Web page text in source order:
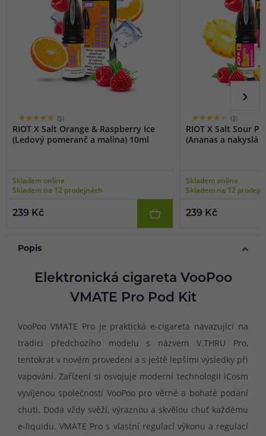
(5)
RIOT X Salt Orange & Raspberry Ice
(Ledový pomeranč a malina) 10ml
Skladem online
Skladem na 12 prodejnách
239 Kč
(3)
RIOT X Salt Sour
(Ananas a nakyslá
Skladem online
Skladem na 12
239 Kč
Popis
Elektronická cigareta VooPoo
VMATE Pro Pod Kit
VooPoo VMATE Pro je praktická e-cigareta navazující na
tradici předchozího modelu s názvem V.THRU Pro,
tentokrát v novém provedení a s ještě lepšími výsledky při
vapování. Zařízení si osvojuje moderní technologii iCosm
vyvíjenou společností VooPoo pro věrné a bohaté podání
chuti. Dodá vždy svěží, výraznou a skvělou chuť každému
e-liquidu. VMATE Pro s vlastní regulací výkonu a regulací